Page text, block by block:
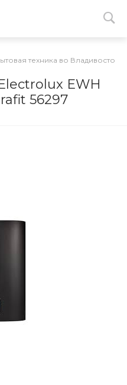
техника во Владивостоке
EWH
56297